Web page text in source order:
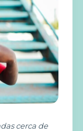
cerca de